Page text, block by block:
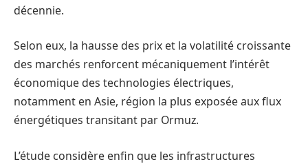
décennie.
Selon eux, la hausse des prix et la volatilité croissante
des marchés renforcent mécaniquement l’intérêt
économique des technologies électriques,
notamment en Asie, région la plus exposée aux flux
énergétiques transitant par Ormuz.
L’étude considère enfin que les infrastructures